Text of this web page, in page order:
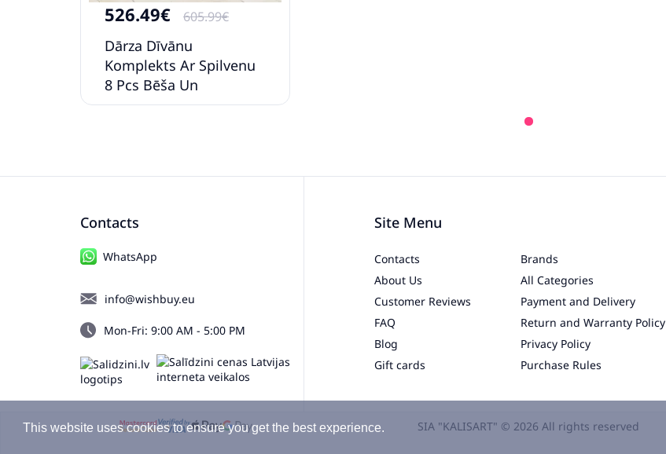
This website uses cookies to ensure you get the best experience.
526.49€ 605.99€
Dārza Dīvānu
Komplekts Ar Spilvenu
8 Pcs Bēša Un
Krēmkrāsa Vidaxl
Contacts
WhatsApp
info@wishbuy.eu
Mon-Fri: 9:00 AM - 5:00 PM
Site Menu
Contacts
About Us
Customer Reviews
FAQ
Blog
Gift cards
Brands
All Categories
Payment and Delivery
Return and Warranty Policy
Privacy Policy
Purchase Rules
SIA "KALISART" © 2026 All rights reserved